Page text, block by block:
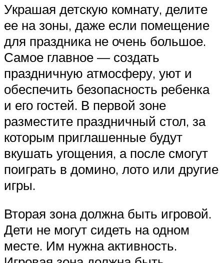
Украшая детскую комнату, делите
ее на зоны, даже если помещение
для праздника не очень большое.
Самое главное — создать
праздничную атмосферу, уют и
обеспечить безопасность ребенка
и его гостей. В первой зоне
разместите праздничный стол, за
которым приглашенные будут
вкушать угощения, а после смогут
поиграть в домино, лото или другие
игры.
Вторая зона должна быть игровой.
Дети не могут сидеть на одном
месте. Им нужна активность.